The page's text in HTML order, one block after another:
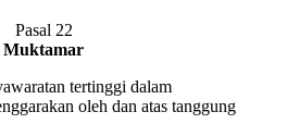
Pasal 22
Muktamar
tertinggi dalam
oleh dan atas tanggung